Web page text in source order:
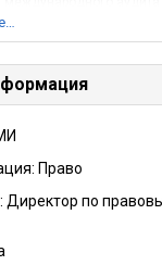
позиции
актов в
сфере.
собственность:
и смежных прав (в
регистрация,
договоры на
(ранее действовавшее
IV Часть ГК
производство, в т.ч.
дебиторской
(переговоры и
Право
Директор по